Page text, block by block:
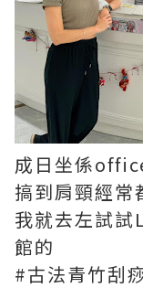
成日坐係
搞到肩頸經常
我就去左試
館的
#古法青竹刮